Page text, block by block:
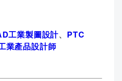
工業製圖設計、 PTC
業產品設計師